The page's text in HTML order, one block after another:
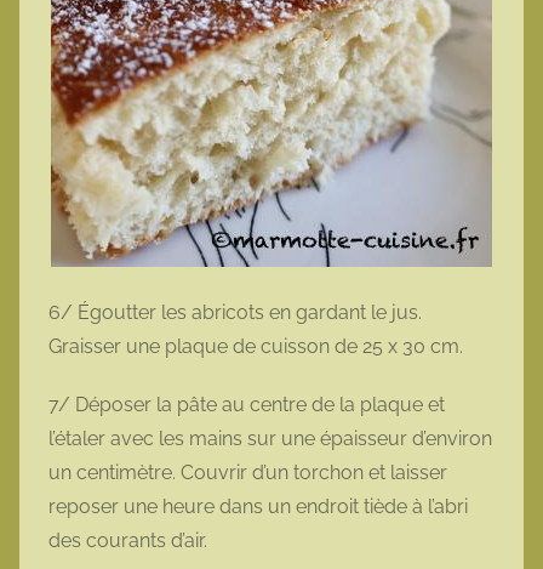
6/ Égoutter les abricots en gardant le jus.
Graisser une plaque de cuisson de 25 x 30 cm.
7/ Déposer la pâte au centre de la plaque et
l’étaler avec les mains sur une épaisseur d’environ
un centimètre. Couvrir d’un torchon et laisser
reposer une heure dans un endroit tiède à l’abri
des courants d’air.